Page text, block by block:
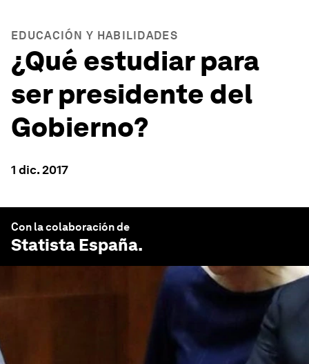
EDUCACIÓN Y HABILIDADES
¿Qué estudiar para
ser presidente del
Gobierno?
1 dic. 2017
Con la colaboración de
Statista España.